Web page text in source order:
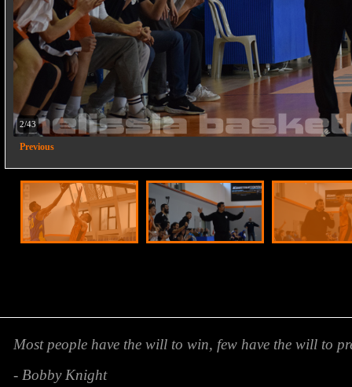
2/43
Previous
Most people have the will to win, few have the will to
- Bobby Knight